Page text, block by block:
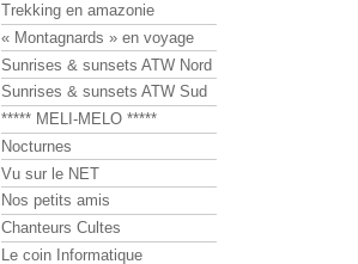
Trekking en amazonie
« Montagnards » en voyage
Sunrises & sunsets ATW Nord
Sunrises & sunsets ATW Sud
***** MELI-MELO *****
Nocturnes
Vu sur le NET
Nos petits amis
Chanteurs Cultes
Le coin Informatique